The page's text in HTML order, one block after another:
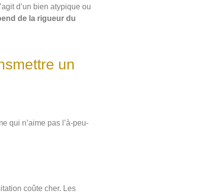
d’un bien atypique ou
de la rigueur du
un
qui n’aime pas l’à-peu-
coûte cher. Les